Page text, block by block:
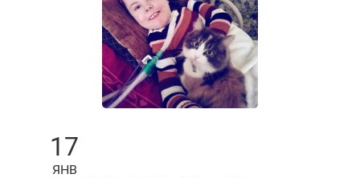
17
ЯНВ